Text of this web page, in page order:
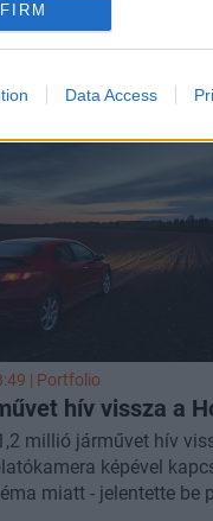
Data Access
vásárolt saját
A Nébih közölte,
- tudta meg a
| Portfolio
hív vissza a
millió járművet hív
képével
miatt - jelentette be